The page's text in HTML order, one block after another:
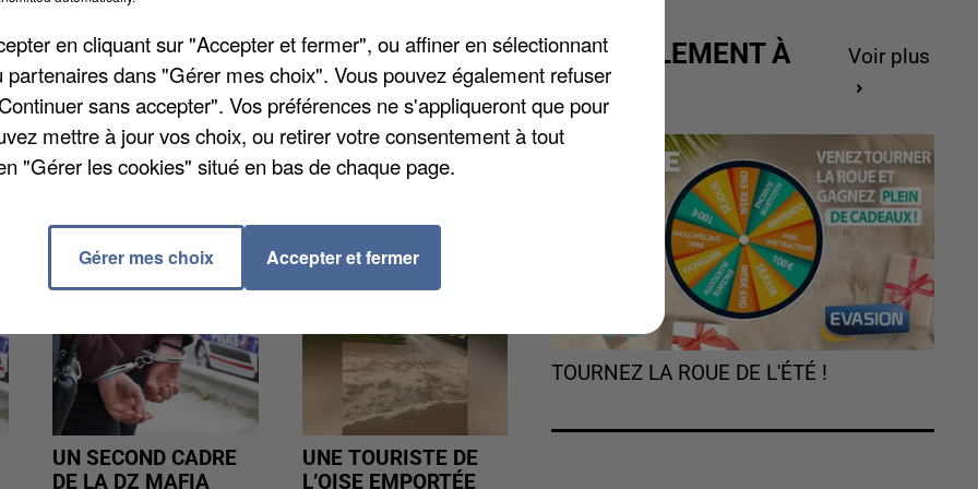
les assises d'Eure-et-Loir pour tentative de meurtre.
un homme qu'il soupçonnait d'avoir dragué sa
après un match de football, dans les vestiaires
était alors présente. Elle avait reçu une
.
UN SECOND CADRE
DE LA DZ MAFIA
UNE TOURISTE DE
L’OISE EMPORTÉE
ACTUELLEMENT À
GAGNER
Voir plus
TOURNEZ LA ROUE DE L'ÉTÉ !
en cliquant sur "Accepter et fermer", ou affiner en sélectionnant
partenaires dans "Gérer mes choix". Vous pouvez également refuser
sans accepter". Vos préférences ne s'appliqueront que pour
mettre à jour vos choix, ou retirer votre consentement à tout
"Gérer les cookies" situé en bas de chaque page.
Gérer mes choix Accepter et fermer